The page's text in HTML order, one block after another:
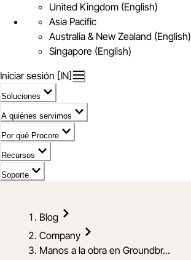
United Kingdom (English)
Asia Pacific
Australia & New Zealand (English)
Singapore (English)
Iniciar sesión [IN]
Soluciones
A quiénes servimos
Por qué Procore
Recursos
Soporte
Blog
Company
Manos a la obra en Groundbr...